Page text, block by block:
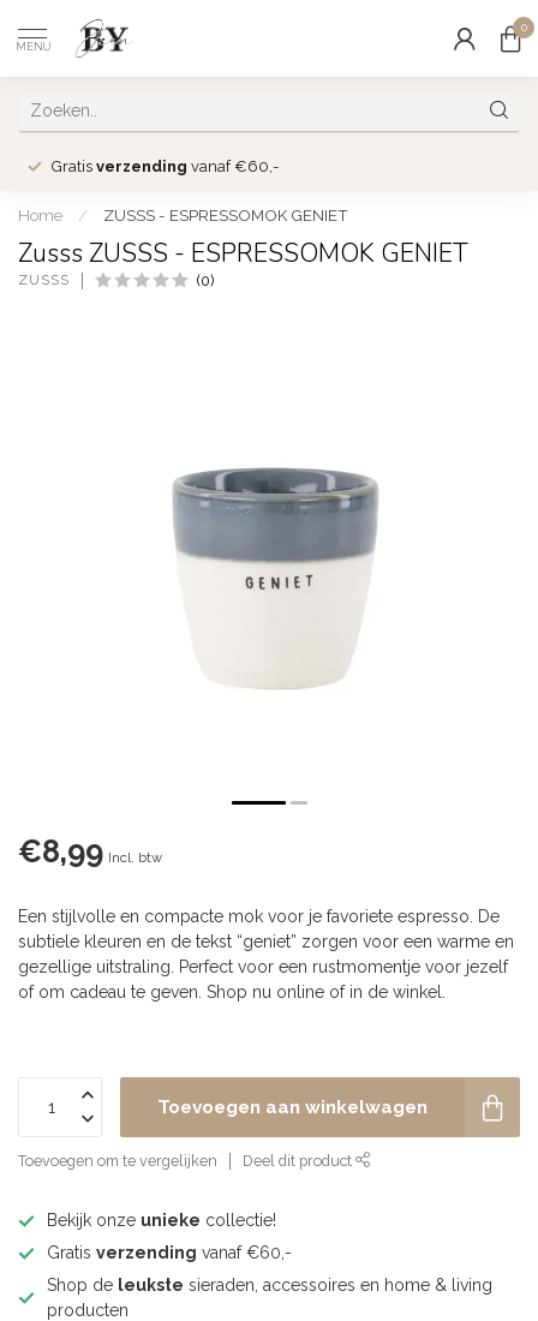
MENU
0
Gratis verzending vanaf €60,-
Home / ZUSSS - ESPRESSOMOK GENIET
Zusss ZUSSS - ESPRESSOMOK GENIET
ZUSSS (0)
€8,99 Incl. btw
Een stijlvolle en compacte mok voor je favoriete espresso. De
subtiele kleuren en de tekst “geniet” zorgen voor een warme en
gezellige uitstraling. Perfect voor een rustmomentje voor jezelf
of om cadeau te geven. Shop nu online of in de winkel.
Toevoegen aan winkelwagen
Toevoegen om te vergelijken Deel dit product
Bekijk onze unieke collectie!
Gratis verzending vanaf €60,-
Shop de leukste sieraden, accessoires en home & living
producten